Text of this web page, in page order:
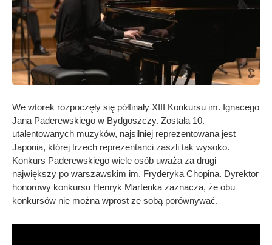
We wtorek rozpoczęły się półfinały XIII Konkursu im. Ignacego
Jana Paderewskiego w Bydgoszczy. Została 10.
utalentowanych muzyków, najsilniej reprezentowana jest
Japonia, której trzech reprezentanci zaszli tak wysoko.
Konkurs Paderewskiego wiele osób uważa za drugi
największy po warszawskim im. Fryderyka Chopina. Dyrektor
honorowy konkursu Henryk Martenka zaznacza, że obu
konkursów nie można wprost ze sobą porównywać.